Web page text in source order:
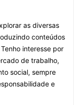
as diversas
conteúdos
interesse por
de trabalho,
social, sempre
e